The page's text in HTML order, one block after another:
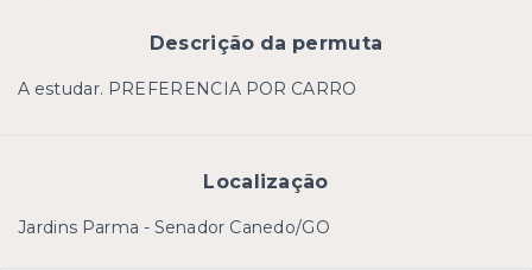
Descrição da permuta
A estudar. PREFERENCIA POR CARRO
Localização
Jardins Parma - Senador Canedo/GO